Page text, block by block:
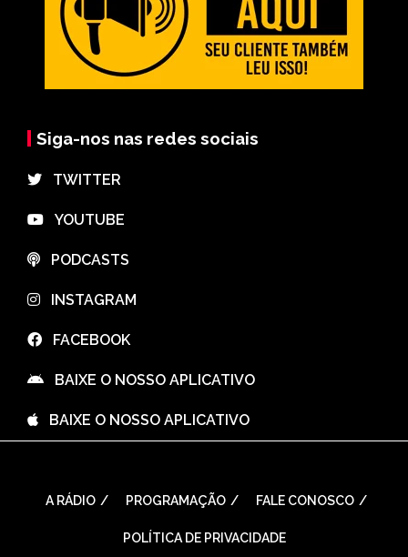
Siga-nos nas redes sociais
⠀TWITTER
⠀YOUTUBE
⠀PODCASTS
⠀INSTAGRAM
⠀FACEBOOK
⠀BAIXE O NOSSO APLICATIVO
⠀BAIXE O NOSSO APLICATIVO
A RÁDIO PROGRAMAÇÃO FALE CONOSCO
POLÍTICA DE PRIVACIDADE